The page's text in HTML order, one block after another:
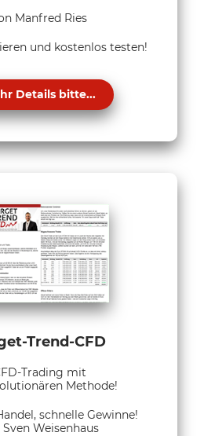
Manfred Ries
und kostenlos testen!
Details bitte...
Trend-CFD
Trading mit
Methode!
schnelle Gewinne!
Weisenhaus